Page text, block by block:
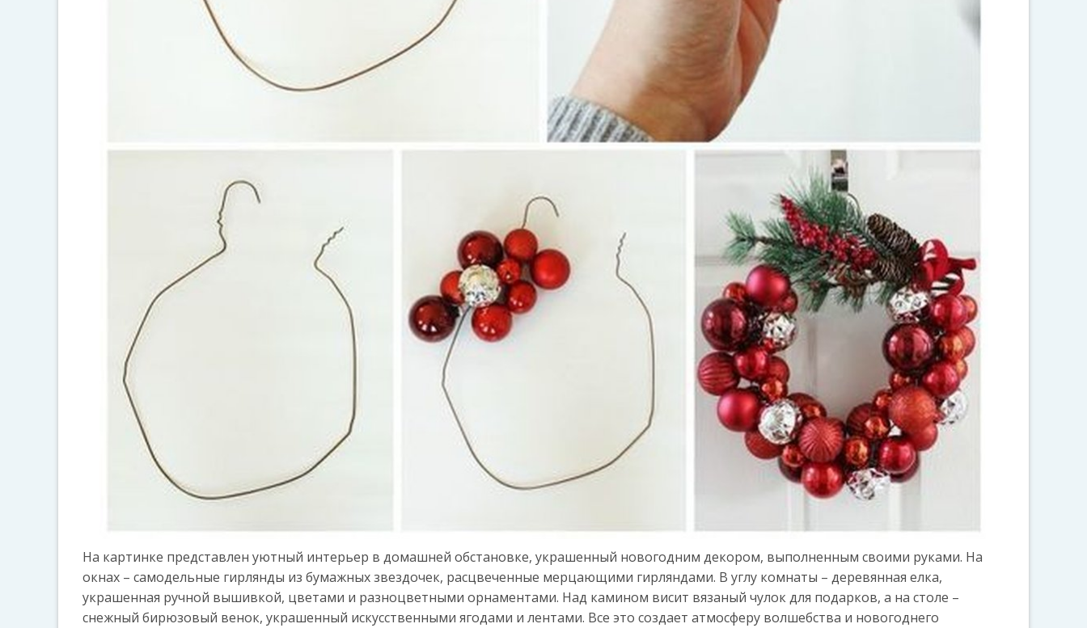
На картинке представлен уютный интерьер в домашней обстановке, украшенный новогодним декором, выполненным своими руками. На
окнах – самодельные гирлянды из бумажных звездочек, расцвеченные мерцающими гирляндами. В углу комнаты – деревянная елка,
украшенная ручной вышивкой, цветами и разноцветными орнаментами. Над камином висит вязаный чулок для подарков, а на столе –
снежный бирюзовый венок, украшенный искусственными ягодами и лентами. Все это создает атмосферу волшебства и новогоднего